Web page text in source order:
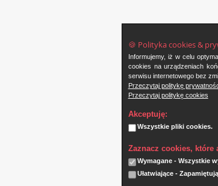
🍪 Polityka cookies &
Informujemy, iż w celu
cookies na urządzeniach
serwisu internetowego bez
Przeczytaj politykę
Przeczytaj politykę cookies
Akceptuję:
Wszystkie pliki cookies.
Zaznacz cookies, które
Wymagane - Wszystkie
Ułatwiające -